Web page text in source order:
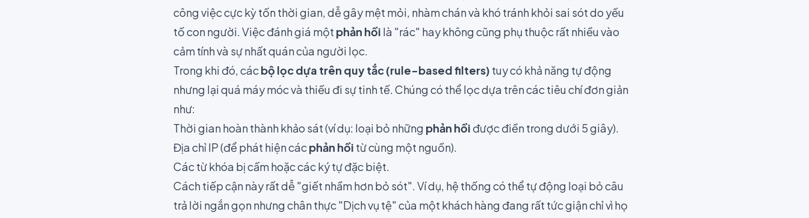
công việc cực kỳ tốn thời gian, dễ gây mệt mỏi, nhàm chán và khó tránh khỏi sai sót do yếu
tố con người. Việc đánh giá một phản hồi là "rác" hay không cũng phụ thuộc rất nhiều vào
cảm tính và sự nhất quán của người lọc.
Trong khi đó, cácbộ lọc dựa trên quy tắc (rule-based filters) tuy có khả năng tự động
nhưng lại quá máy móc và thiếu đi sự tinh tế. Chúng có thể lọc dựa trên các tiêu chí đơn giản
như:
Thời gian hoàn thành khảo sát (ví dụ: loại bỏ những phản hồi được điền trong dưới 5 giây).
Địa chỉ IP (để phát hiện cácphản hồi từ cùng một nguồn).
Các từ khóa bị cấm hoặc các ký tự đặc biệt.
Cách tiếp cận này rất dễ "giết nhầm hơn bỏ sót". Ví dụ, hệ thống có thể tự động loại bỏ câu
trả lời ngắn gọn nhưng chân thực "Dịch vụ tệ" của một khách hàng đang rất tức giận chỉ vì họ